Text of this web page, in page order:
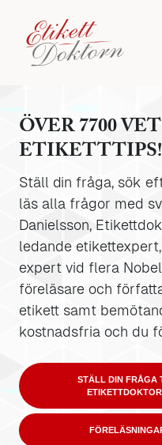
ÖVER 7700
ETIKETTTIPS!
Ställ din fråga, sök
läs alla frågor med
Danielsson,
ledande
expert vid flera
föreläsare och
etikett samt
kostnadsfria och du
STÄLL DIN FRÅGA